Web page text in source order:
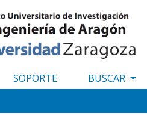
al
contenido
principal
SOPORTE